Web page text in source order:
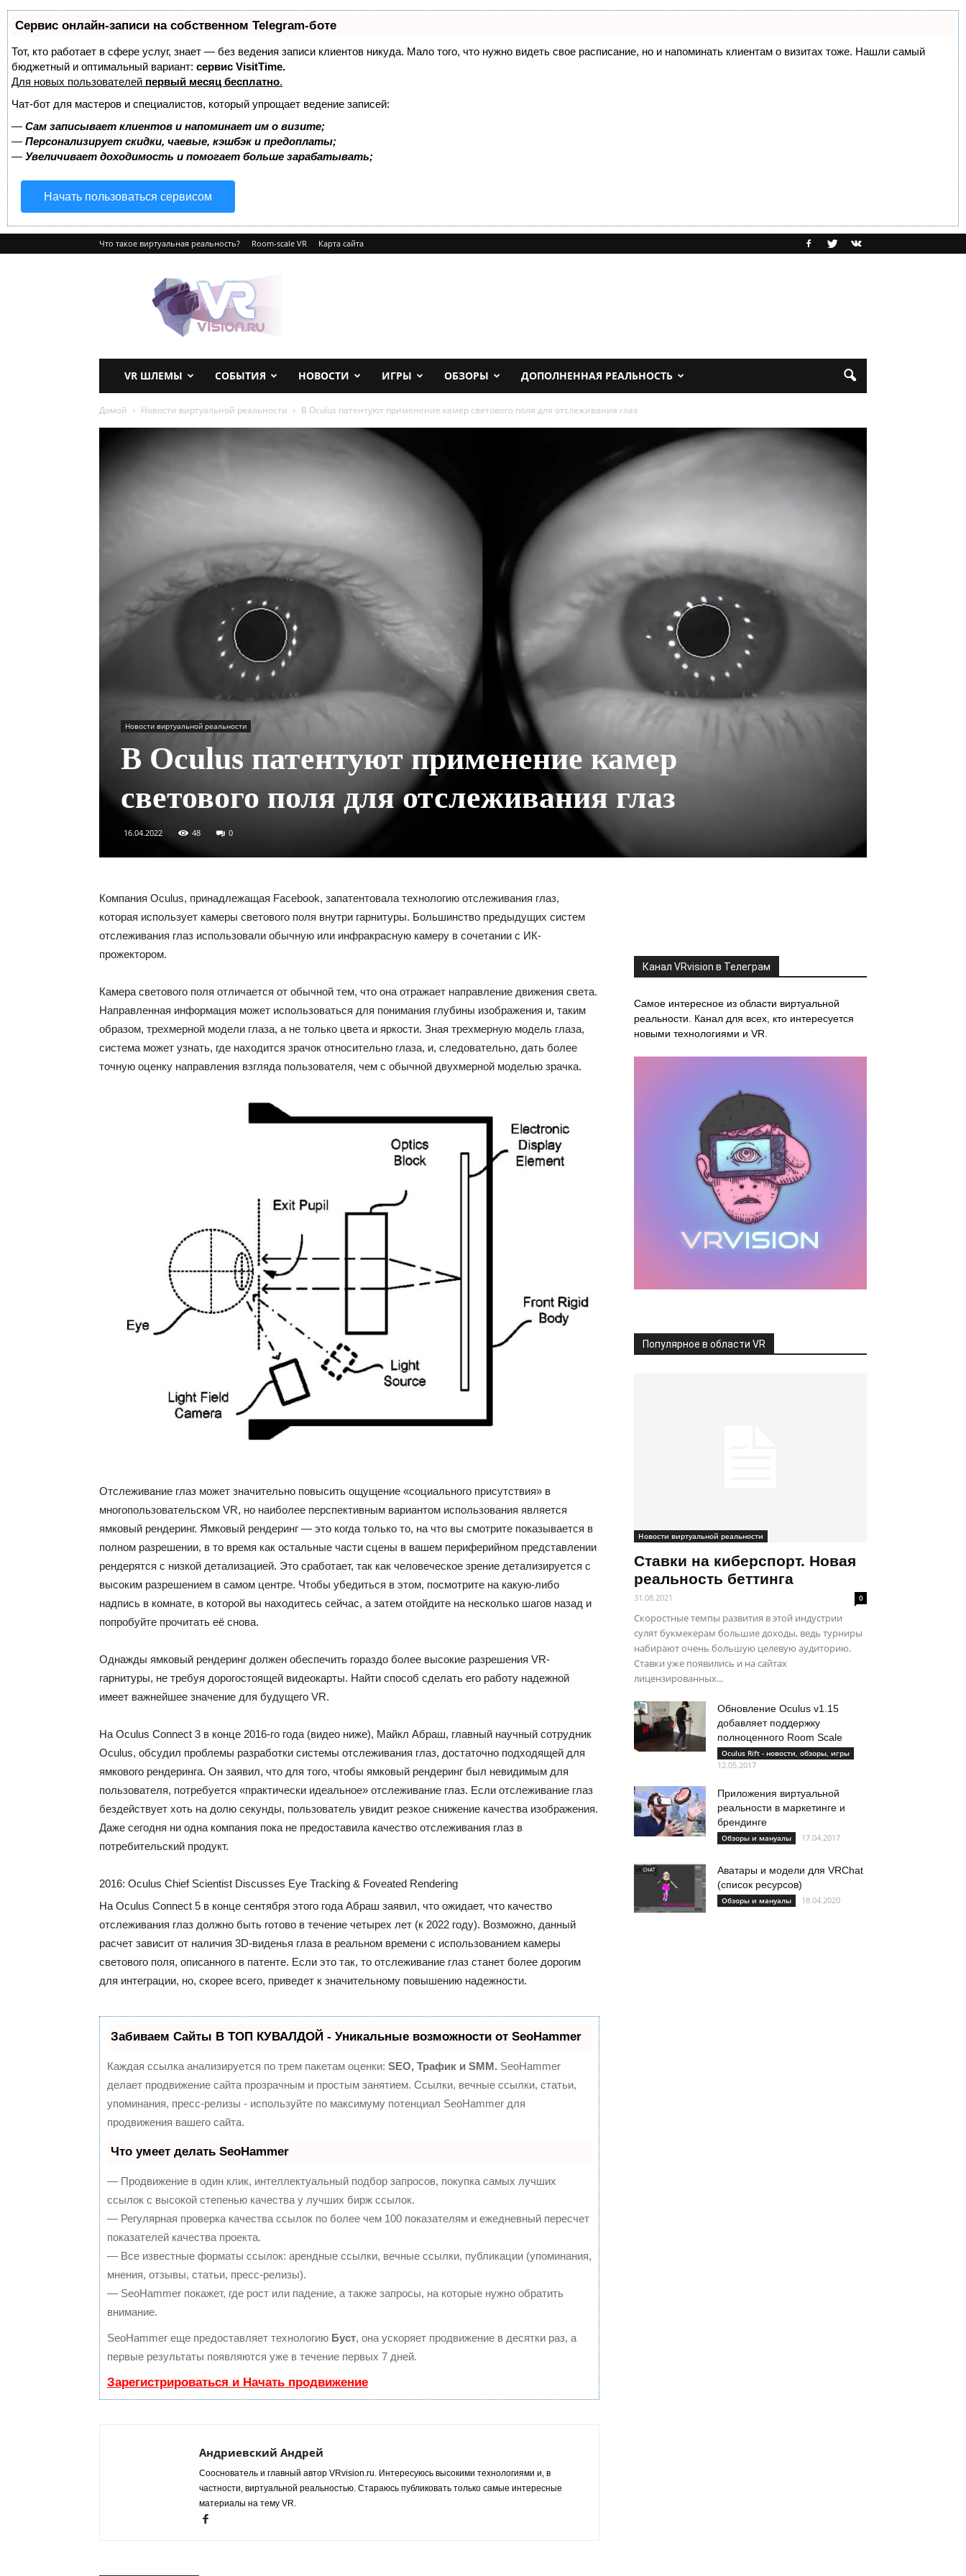
Сервис онлайн-записи на собственном Telegram-боте
Тот, кто работает в сфере услуг, знает — без ведения записи клиентов никуда. Мало того, что нужно видеть свое расписание, но и напоминать клиентам о визитах тоже. Нашли самый
бюджетный и оптимальный вариант: сервис VisitTime.
Для новых пользователей первый месяц бесплатно.
Чат-бот для мастеров и специалистов, который упрощает ведение записей:
— Сам записывает клиентов и напоминает им о визите;
— Персонализирует скидки, чаевые, кэшбэк и предоплаты;
— Увеличивает доходимость и помогает больше зарабатывать;
Начать пользоваться сервисом
Что такое виртуальная реальность? Room-scale VR Карта сайта
VRvision.ru
VR ШЛЕМЫ СОБЫТИЯ НОВОСТИ ИГРЫ ОБЗОРЫ ДОПОЛНЕННАЯ РЕАЛЬНОСТЬ
Домой Новости виртуальной реальности В Oculus патентуют применение камер светового поля для отслеживания глаз
Новости виртуальной реальности
В Oculus патентуют применение камер
светового поля для отслеживания глаз
16.04.2022 48 0
Компания Oculus, принадлежащая Facebook, запатентовала технологию отслеживания глаз,
которая использует камеры светового поля внутри гарнитуры. Большинство предыдущих систем
отслеживания глаз использовали обычную или инфракрасную камеру в сочетании с ИК-
прожектором.
Камера светового поля отличается от обычной тем, что она отражает направление движения света.
Направленная информация может использоваться для понимания глубины изображения и, таким
образом, трехмерной модели глаза, а не только цвета и яркости. Зная трехмерную модель глаза,
система может узнать, где находится зрачок относительно глаза, и, следовательно, дать более
точную оценку направления взгляда пользователя, чем с обычной двухмерной моделью зрачка.
Отслеживание глаз может значительно повысить ощущение «социального присутствия» в
многопользовательском VR, но наиболее перспективным вариантом использования является
ямковый рендеринг. Ямковый рендеринг — это когда только то, на что вы смотрите показывается в
полном разрешении, в то время как остальные части сцены в вашем периферийном представлении
рендерятся с низкой детализацией. Это сработает, так как человеческое зрение детализируется с
высоким разрешением в самом центре. Чтобы убедиться в этом, посмотрите на какую-либо
надпись в комнате, в которой вы находитесь сейчас, а затем отойдите на несколько шагов назад и
попробуйте прочитать её снова.
Однажды ямковый рендеринг должен обеспечить гораздо более высокие разрешения VR-
гарнитуры, не требуя дорогостоящей видеокарты. Найти способ сделать его работу надежной
имеет важнейшее значение для будущего VR.
На Oculus Connect 3 в конце 2016-го года (видео ниже), Майкл Абраш, главный научный сотрудник
Oculus, обсудил проблемы разработки системы отслеживания глаз, достаточно подходящей для
ямкового рендеринга. Он заявил, что для того, чтобы ямковый рендеринг был невидимым для
пользователя, потребуется «практически идеальное» отслеживание глаз. Если отслеживание глаз
бездействует хоть на долю секунды, пользователь увидит резкое снижение качества изображения.
Даже сегодня ни одна компания пока не предоставила качество отслеживания глаз в
потребительский продукт.
2016: Oculus Chief Scientist Discusses Eye Tracking & Foveated Rendering
На Oculus Connect 5 в конце сентября этого года Абраш заявил, что ожидает, что качество
отслеживания глаз должно быть готово в течение четырех лет (к 2022 году). Возможно, данный
расчет зависит от наличия 3D-виденья глаза в реальном времени с использованием камеры
светового поля, описанного в патенте. Если это так, то отслеживание глаз станет более дорогим
для интеграции, но, скорее всего, приведет к значительному повышению надежности.
Забиваем Сайты В ТОП КУВАЛДОЙ - Уникальные возможности от SeoHammer
Каждая ссылка анализируется по трем пакетам оценки: SEO, Трафик и SMM. SeoHammer
делает продвижение сайта прозрачным и простым занятием. Ссылки, вечные ссылки, статьи,
упоминания, пресс-релизы - используйте по максимуму потенциал SeoHammer для
продвижения вашего сайта.
Что умеет делать SeoHammer
— Продвижение в один клик, интеллектуальный подбор запросов, покупка самых лучших
ссылок с высокой степенью качества у лучших бирж ссылок.
— Регулярная проверка качества ссылок по более чем 100 показателям и ежедневный пересчет
показателей качества проекта.
— Все известные форматы ссылок: арендные ссылки, вечные ссылки, публикации (упоминания,
мнения, отзывы, статьи, пресс-релизы).
— SeoHammer покажет, где рост или падение, а также запросы, на которые нужно обратить
внимание.
SeoHammer еще предоставляет технологию Буст, она ускоряет продвижение в десятки раз, а
первые результаты появляются уже в течение первых 7 дней.
Зарегистрироваться и Начать продвижение
Андриевский Андрей
Сооснователь и главный автор VRvision.ru. Интересуюсь высокими технологиями и, в
частности, виртуальной реальностью. Стараюсь публиковать только самые интересные
материалы на тему VR.
Канал VRvision в Телеграм
Самое интересное из области виртуальной
реальности. Канал для всех, кто интересуется
новыми технологиями и VR.
Популярное в области VR
Новости виртуальной реальности
Ставки на киберспорт. Новая
реальность беттинга
31.08.2021 0
Скоростные темпы развития в этой индустрии
сулят букмекерам большие доходы, ведь турниры
набирают очень большую целевую аудиторию.
Ставки уже появились и на сайтах
лицензированных...
Обновление Oculus v1.15
добавляет поддержку
полноценного Room Scale
Oculus Rift - новости, обзоры, игры
12.05.2017
Приложения виртуальной
реальности в маркетинге и
брендинге
Обзоры и мануалы 17.04.2017
Аватары и модели для VRChat
(список ресурсов)
Обзоры и мануалы 18.04.2020